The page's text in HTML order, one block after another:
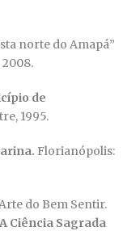
norte do Amapá”
2008.
de
1995.
Florianópolis:
do Bem Sentir.
A Ciência Sagrada